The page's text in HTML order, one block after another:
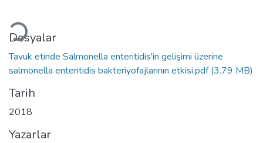
Yükleniyor...
Dosyalar
Tavuk etinde Salmonella enteritidis'in gelişimi üzerine
salmonella enteritidis bakteriyofajlarının etkisi.pdf(3.79 MB)
Tarih
2018
Yazarlar